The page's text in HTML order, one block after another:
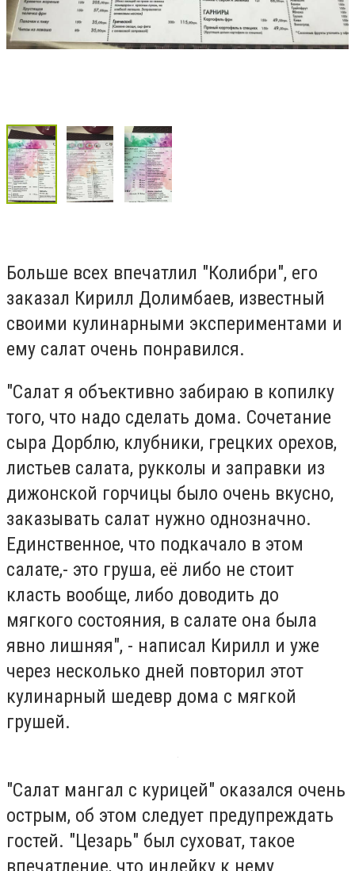
Больше всех впечатлил "Колибри", его
заказал Кирилл Долимбаев, известный
своими кулинарными экспериментами и
ему салат очень понравился.
"Салат я объективно забираю в копилку
того, что надо сделать дома. Сочетание
сыра Дорблю, клубники, грецких орехов,
листьев салата, рукколы и заправки из
дижонской горчицы было очень вкусно,
заказывать салат нужно однозначно.
Единственное, что подкачало в этом
салате,- это груша, её либо не стоит
класть вообще, либо доводить до
мягкого состояния, в салате она была
явно лишняя", - написал Кирилл и уже
через несколько дней повторил этот
кулинарный шедевр дома с мягкой
грушей.
"Салат мангал с курицей" оказался очень
острым, об этом следует предупреждать
гостей. "Цезарь" был суховат, такое
впечатление, что индейку к нему